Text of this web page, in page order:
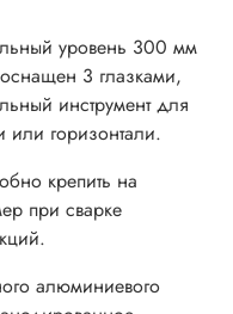
уровень 300 мм
3 глазками,
инструмент для
или горизонтали.
крепить на
при сварке
алюминиевого